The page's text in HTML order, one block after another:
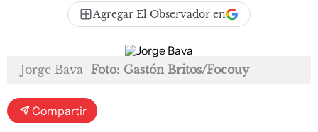
Agregar El Observador en
Jorge Bava Foto: Gastón Britos/Focouy
Compartir